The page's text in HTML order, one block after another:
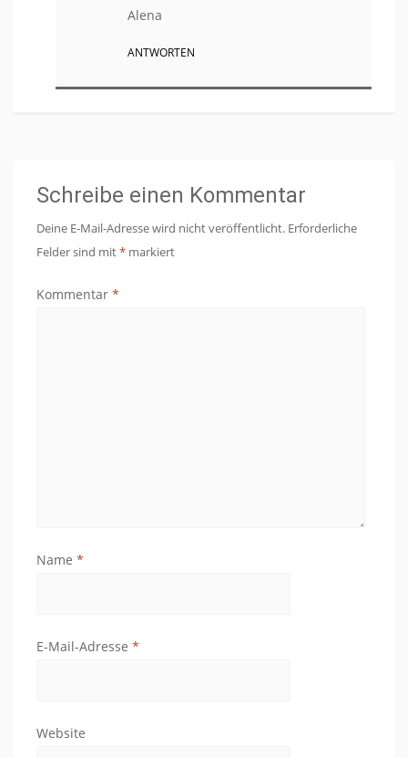
Alena
ANTWORTEN
Schreibe einen Kommentar
Deine E-Mail-Adresse wird nicht veröffentlicht. Erforderliche
Felder sind mit* markiert
Kommentar *
Name *
E-Mail-Adresse *
Website